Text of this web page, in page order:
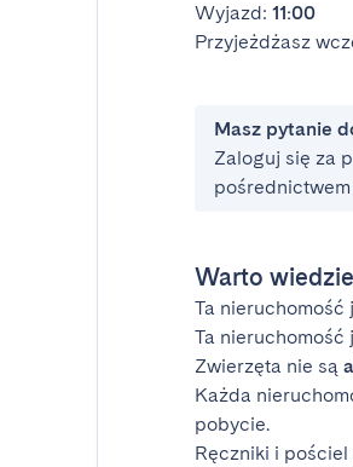
Wyjazd: 11:00
Przyjeżdżasz
Masz pytanie
Zaloguj się za
pośrednictwem
Warto
Ta
Ta
Zwierzęta nie są
Każda
pobycie.
Ręczniki i